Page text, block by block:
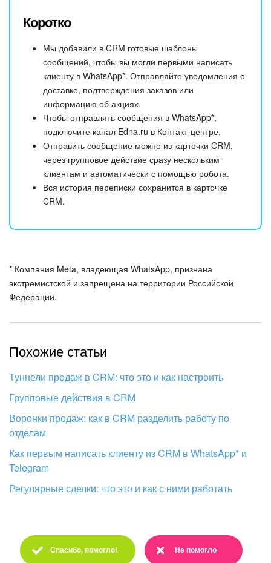
Коротко
Мы добавили в CRM готовые шаблоны
сообщений, чтобы вы могли первыми написать
клиенту в WhatsApp*. Отправляйте уведомления о
доставке, подтверждения заказов или
информацию об акциях.
Чтобы отправлять сообщения в WhatsApp*,
подключите канал Edna.ru в Контакт-центре.
Отправить сообщение можно из карточки CRM,
через групповое действие сразу нескольким
клиентам и автоматически с помощью робота.
Вся история переписки сохранится в карточке
CRM.
* Компания Meta, владеющая WhatsApp, признана
экстремистской и запрещена на территории Российской
Федерации.
Похожие статьи
Туннели продаж в CRM: что это и как настроить
Групповые действия в CRM
Воронки продаж: как в CRM разделить работу по
отделам
Как первым написать клиенту из CRM в WhatsApp* и
Telegram
Регулярные сделки: что это и как с ними работать
Спасибо, помогло! Не помогло